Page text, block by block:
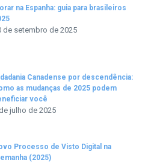
na Espanha: guia para brasileiros
de setembro de 2025
Canadense por descendência:
as mudanças de 2025 podem
você
julho de 2025
Processo de Visto Digital na
(2025)